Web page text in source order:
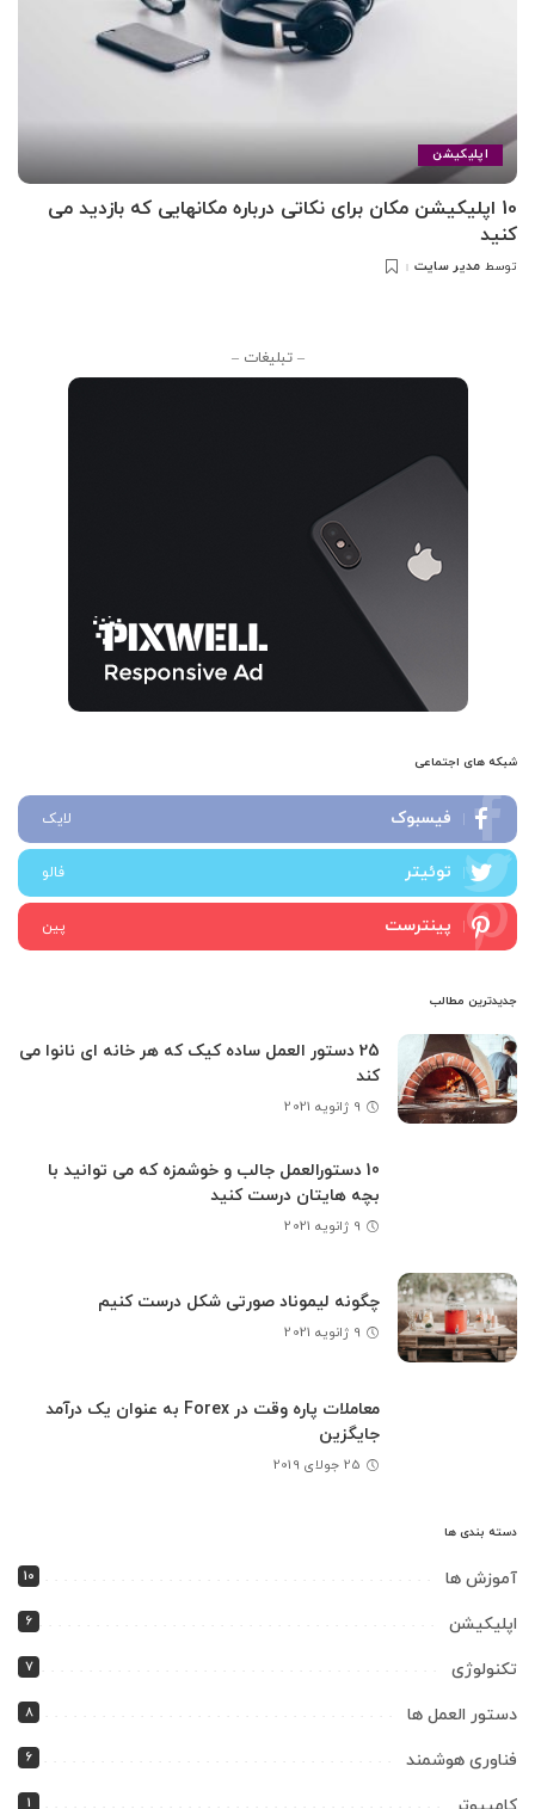
اپلیکیشن
10 اپلیکیشن مکان برای نکاتی درباره مکانهایی که بازدید می
کنید
توسط مدیر سایت
– تبلیغات –
شبکه های اجتماعی
فیسبوک لایک
توئیتر فالو
پینترست پین
جدیدترین مطالب
25 دستور العمل ساده کیک که هر خانه ای نانوا می
کند
9 ژانویه 2021
10 دستورالعمل جالب و خوشمزه که می توانید با
بچه هایتان درست کنید
9 ژانویه 2021
چگونه لیموناد صورتی شکل درست کنیم
9 ژانویه 2021
معاملات پاره وقت در Forex به عنوان یک درآمد
جایگزین
25 جولای 2019
دسته بندی ها
آموزش ها 10
اپلیکیشن 6
تکنولوژی 7
دستور العمل ها 8
فناوری هوشمند 6
1